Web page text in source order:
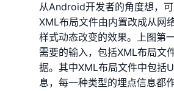
从Android开发者的角度想，
XML布局文件由内置改成从网
样式动态改变的效果。上图第
需要的输入，包括XML布局文
据。其中XML布局文件中包括
息，每一种类型的埋点信息都